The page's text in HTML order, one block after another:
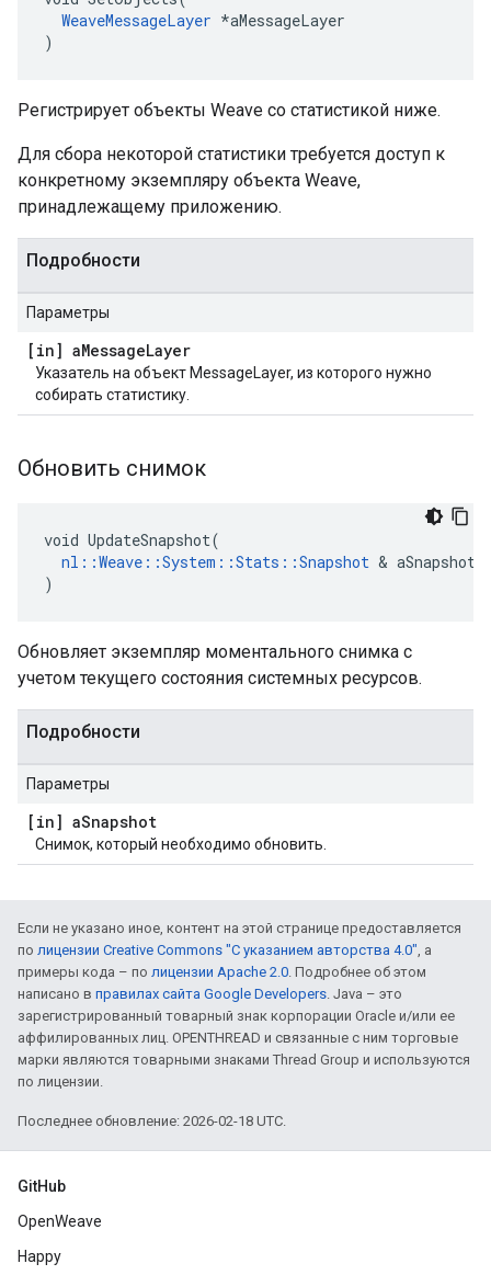
WeaveMessageLayer *aMessageLayer
)
Регистрирует объекты Weave со статистикой ниже.
Для сбора некоторой статистики требуется доступ к
конкретному экземпляру объекта Weave,
принадлежащему приложению.
Подробности
Параметры
[in] aMessageLayer
Указатель на объект MessageLayer, из которого нужно
собирать статистику.
Обновить снимок
void UpdateSnapshot(
nl::Weave::System::Stats::Snapshot & aSnapshot
)
Обновляет экземпляр моментального снимка с
учетом текущего состояния системных ресурсов.
Подробности
Параметры
[in] aSnapshot
Снимок, который необходимо обновить.
Если не указано иное, контент на этой странице предоставляется
по лицензии Creative Commons "С указанием авторства 4.0", а
примеры кода – по лицензии Apache 2.0. Подробнее об этом
написано в правилах сайта Google Developers. Java – это
зарегистрированный товарный знак корпорации Oracle и/или ее
аффилированных лиц. OPENTHREAD и связанные с ним торговые
марки являются товарными знаками Thread Group и используются
по лицензии.
Последнее обновление: 2026-02-18 UTC.
GitHub
OpenWeave
Happy